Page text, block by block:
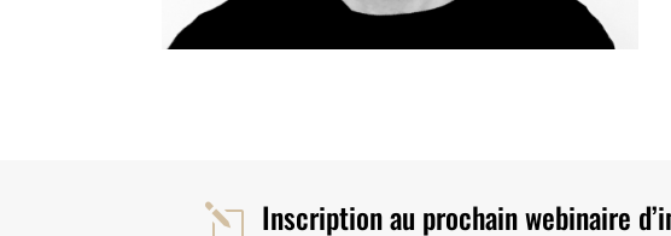
l Inscription au prochain webinaire